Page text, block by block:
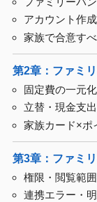
アカウント作
家族で合意す
第2章：ファミ
固定費の一元
立替・現金支
家族カード×ポ
第3章：ファミ
権限・閲覧範
連携エラー・